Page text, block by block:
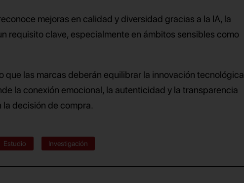
mejoras en calidad y diversidad gracias a la IA, la
requisito clave, especialmente en ámbitos sensibles como
que las marcas deberán equilibrar la innovación tecnológica
la conexión emocional, la autenticidad y la transparencia
decisión de compra.
Estudio Investigación